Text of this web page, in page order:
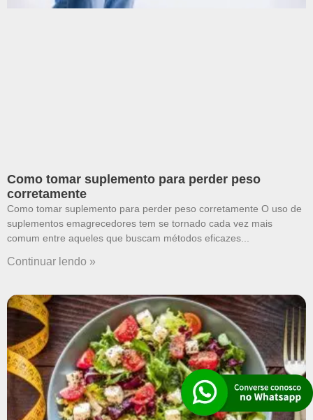
Como tomar suplemento para perder peso
corretamente
Como tomar suplemento para perder peso corretamente O uso de
suplementos emagrecedores tem se tornado cada vez mais
comum entre aqueles que buscam métodos eficazes
Continuar lendo »